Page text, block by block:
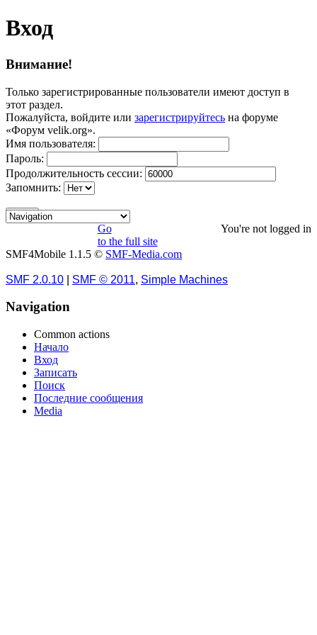
Вход
Внимание!
Только зарегистрированные пользователи имеют доступ в
этот раздел.
Пожалуйста, войдите или зарегистрируйтесь на форуме
«Форум velik.org».
Имя пользователя:
Пароль:
Продолжительность сессии:
Запомнить:
You're not logged in
Go
to the full site
SMF4Mobile 1.1.5 © SMF-Media.com
SMF 2.0.10 SMF © 2011, Simple Machines
Navigation
Common actions
Начало
Вход
Записать
Поиск
Последние сообщения
Media